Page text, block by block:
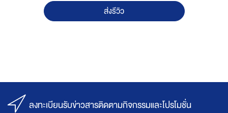
ส่งรีวิว
ลงทะเบียนรับข่าวสารติดตามกิจกรรมและโปรโมชั่น